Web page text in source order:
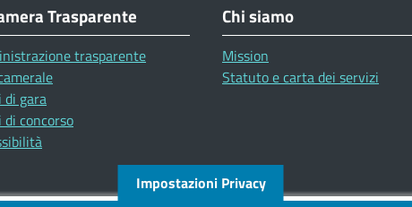
Trasparente
trasparente
di gara
di concorso
Chi siamo
Mission
Statuto e carta dei servizi
Impostazioni Privacy